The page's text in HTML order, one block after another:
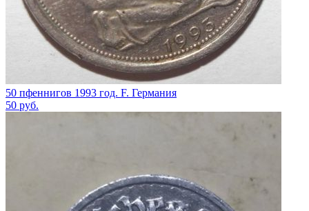
50 пфеннигов 1993 год. F. Германия
50 руб.